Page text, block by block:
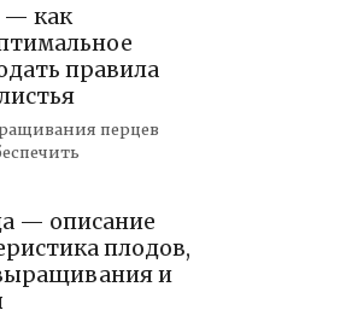
— как
правила
перцев
— описание
плодов,
и